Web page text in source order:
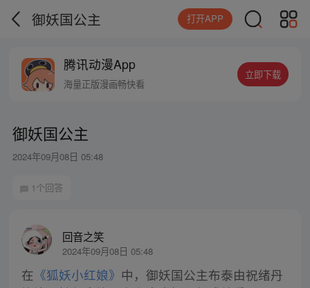
御妖国公主 打开APP
腾讯动漫App
海量正版漫画畅快看
立即下载
御妖国公主
2024年09月08日 05:48
1个回答
回音之笑
2024年09月08日 05:48
在 《狐妖小红娘》 中，御妖国公主布泰由祝绪丹